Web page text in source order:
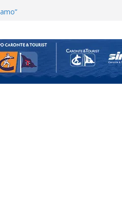
“La
in
tra lavoro